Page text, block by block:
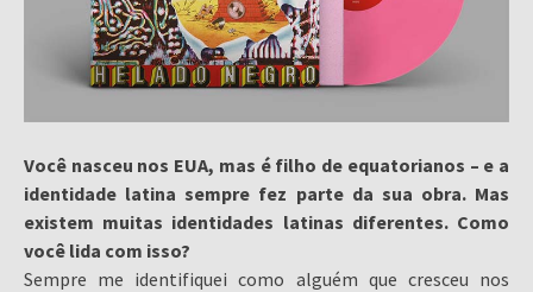
Você nasceu nos EUA, mas é filho de equatorianos – e a
identidade latina sempre fez parte da sua obra. Mas
existem muitas identidades latinas diferentes. Como
você lida com isso?
Sempre me identifiquei como alguém que cresceu nos